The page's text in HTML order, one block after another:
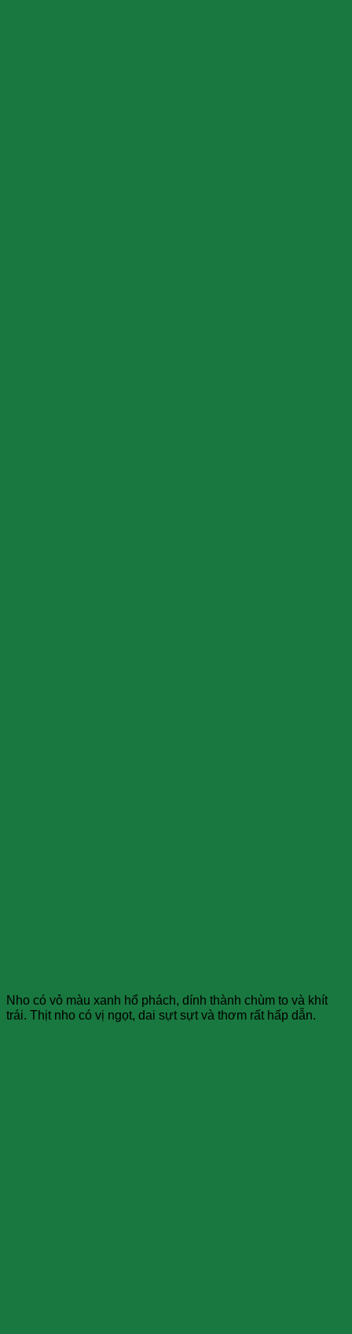
Nho có vỏ màu xanh hổ phách, dính thành chùm to và khít
trái. Thịt nho có vị ngọt, dai sựt sựt và thơm rất hấp dẫn.